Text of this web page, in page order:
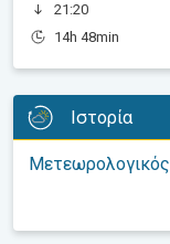
21:20
14h 48min
Ιστορία